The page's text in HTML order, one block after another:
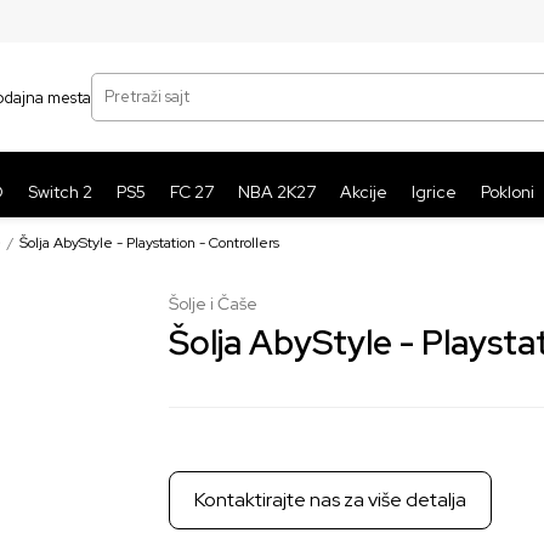
mesta
Pretraži sajt
Switch 2 PS5 FC 27 NBA 2K27 Akcije Igrice Pokloni
Šolja AbyStyle - Playstation - Controllers
Šolje i Čaše
Šolja AbyStyle -
Kontaktirajte nas za više detalja